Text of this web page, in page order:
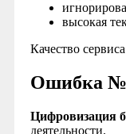
высокая
Качество
Ошибка
Цифровизация
деятельности.